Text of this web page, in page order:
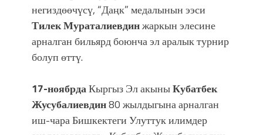
негиздөөчүсү, “Даңк” медалынын ээси
Тилек Мураталиевдинжаркын элесине
арналган бильярд боюнча эл аралык турнир
болуп өттү.
17-ноябрдаКыргыз Эл акыныКубатбек
Жусубалиевдин80 жылдыгына арналган
иш-чара Бишкектеги Улуттук илимдер